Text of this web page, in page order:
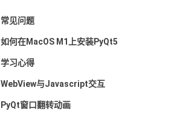
常见问题
如何在MacOS M1上安装PyQt5
学习心得
WebView与Javascript交互
PyQt窗口翻转动画